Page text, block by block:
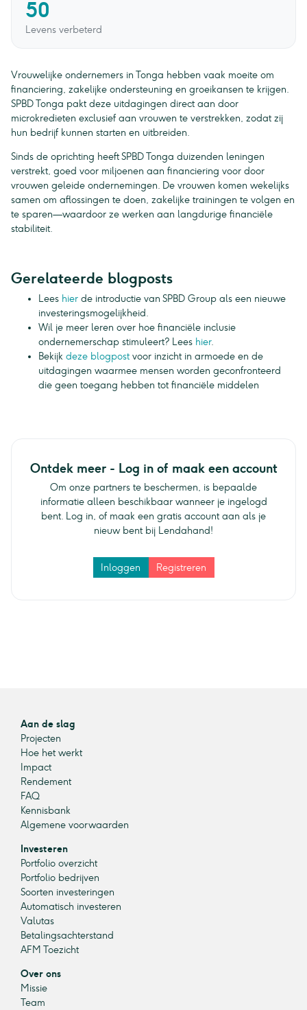
50
Levens verbeterd
Vrouwelijke ondernemers in Tonga hebben vaak moeite om
financiering, zakelijke ondersteuning en groeikansen te krijgen.
SPBD Tonga pakt deze uitdagingen direct aan door
microkredieten exclusief aan vrouwen te verstrekken, zodat zij
hun bedrijf kunnen starten en uitbreiden.
Sinds de oprichting heeft SPBD Tonga duizenden leningen
verstrekt, goed voor miljoenen aan financiering voor door
vrouwen geleide ondernemingen. De vrouwen komen wekelijks
samen om aflossingen te doen, zakelijke trainingen te volgen en
te sparen—waardoor ze werken aan langdurige financiële
stabiliteit.
Gerelateerde blogposts
Lees hier de introductie van SPBD Group als een nieuwe
investeringsmogelijkheid.
Wil je meer leren over hoe financiële inclusie
ondernemerschap stimuleert? Lees hier.
Bekijk deze blogpostvoor inzicht in armoede en de
uitdagingen waarmee mensen worden geconfronteerd
die geen toegang hebben tot financiële middelen
Ontdek meer - Log in of maak een account
Om onze partners te beschermen, is bepaalde
informatie alleen beschikbaar wanneer je ingelogd
bent. Log in, of maak een gratis account aan als je
nieuw bent bij Lendahand!
Inloggen Registreren
Aan de slag
Projecten
Hoe het werkt
Impact
Rendement
FAQ
Kennisbank
Algemene voorwaarden
Investeren
Portfolio overzicht
Portfolio bedrijven
Soorten investeringen
Automatisch investeren
Valutas
Betalingsachterstand
AFM Toezicht
Over ons
Missie
Team